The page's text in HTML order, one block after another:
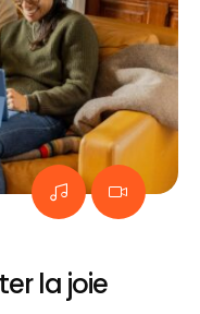
la joie